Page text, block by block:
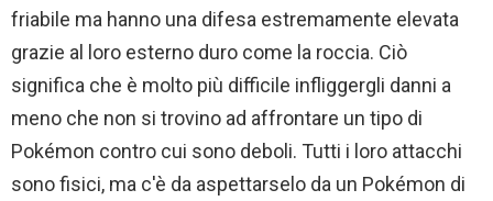
friabile ma hanno una difesa estremamente elevata
grazie al loro esterno duro come la roccia. Ciò
significa che è molto più difficile infliggergli danni a
meno che non si trovino ad affrontare un tipo di
Pokémon contro cui sono deboli. Tutti i loro attacchi
sono fisici, ma c'è da aspettarselo da un Pokémon di